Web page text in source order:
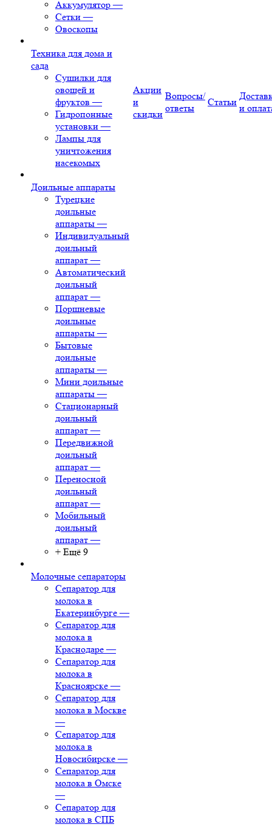
Аккумулятор —
Сетки —
Овоскопы
Техника для дома и
сада
Сушилки для
овощей и
фруктов —
Гидропонные
установки —
Лампы для
уничтожения
насекомых
Доильные аппараты
Турецкие
доильные
аппараты —
Индивидуальный
доильный
аппарат —
Автоматический
доильный
аппарат —
Поршневые
доильные
аппараты —
Бытовые
доильные
аппараты —
Мини доильные
аппараты —
Стационарный
доильный
аппарат —
Передвижной
доильный
аппарат —
Переносной
доильный
аппарат —
Мобильный
доильный
аппарат —
+ Ещё 9
Молочные сепараторы
Сепаратор для
молока в
Екатеринбурге —
Сепаратор для
молока в
Краснодаре —
Сепаратор для
молока в
Красноярске —
Сепаратор для
молока в Москве
—
Сепаратор для
молока в
Новосибирске —
Сепаратор для
молока в Омске
—
Сепаратор для
молока в СПБ
Акции
и
скидки
Вопросы/
ответы
Статьи
и